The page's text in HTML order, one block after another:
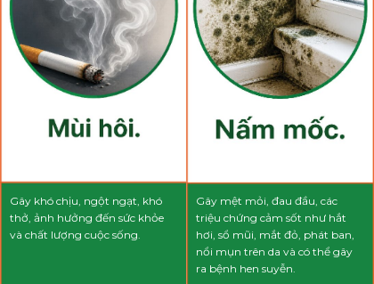
Gây khó chịu, ngột ngạt, khó
thở, ảnh hưởng đến sức khỏe
và chất lượng cuộc sống.
Gây mệt mỏi, đau đầu, các
triệu chứng cảm sốt như hắt
hơi, sổ mũi, mắt đỏ, phát ban,
nổi mụn trên da và có thể gây
ra bệnh hen suyễn.